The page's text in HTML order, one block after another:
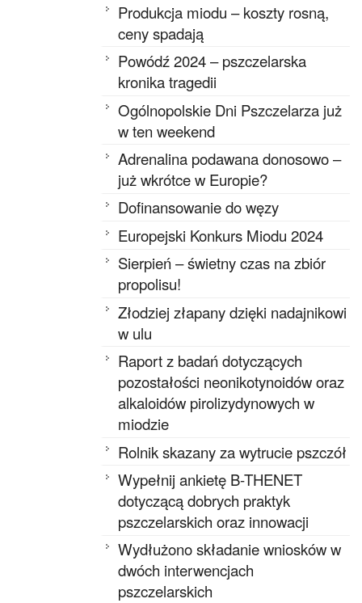
Produkcja miodu – koszty rosną,
ceny spadają
Powódź 2024 – pszczelarska
kronika tragedii
Ogólnopolskie Dni Pszczelarza już
w ten weekend
Adrenalina podawana donosowo –
już wkrótce w Europie?
Dofinansowanie do węzy
Europejski Konkurs Miodu 2024
Sierpień – świetny czas na zbiór
propolisu!
Złodziej złapany dzięki nadajnikowi
w ulu
Raport z badań dotyczących
pozostałości neonikotynoidów oraz
alkaloidów pirolizydynowych w
miodzie
Rolnik skazany za wytrucie pszczół
Wypełnij ankietę B-THENET
dotyczącą dobrych praktyk
pszczelarskich oraz innowacji
Wydłużono składanie wniosków w
dwóch interwencjach
pszczelarskich